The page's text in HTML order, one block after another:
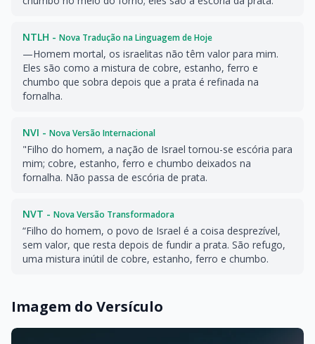
NTLH - Nova Tradução na Linguagem de Hoje
—Homem mortal, os israelitas não têm valor para mim.
Eles são como a mistura de cobre, estanho, ferro e
chumbo que sobra depois que a prata é refinada na
fornalha.
NVI - Nova Versão Internacional
"Filho do homem, a nação de Israel tornou-se escória para
mim; cobre, estanho, ferro e chumbo deixados na
fornalha. Não passa de escória de prata.
NVT - Nova Versão Transformadora
“Filho do homem, o povo de Israel é a coisa desprezível,
sem valor, que resta depois de fundir a prata. São refugo,
uma mistura inútil de cobre, estanho, ferro e chumbo.
Imagem do Versículo